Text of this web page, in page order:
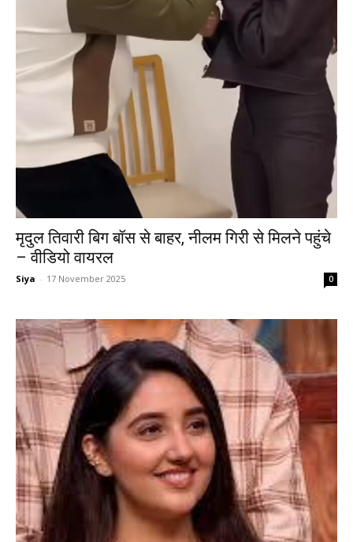
मृदुल तिवारी बिग बॉस से बाहर, नीलम गिरी से मिलने पहुंचे
– वीडियो वायरल
Siya - 17 November 2025 0